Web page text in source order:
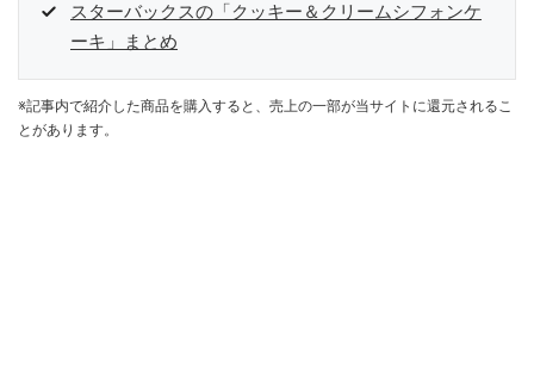
スターバックスの「クッキー＆クリームシフォンケ
ーキ」まとめ
※記事内で紹介した商品を購入すると、売上の一部が当サイトに還元されるこ
とがあります。